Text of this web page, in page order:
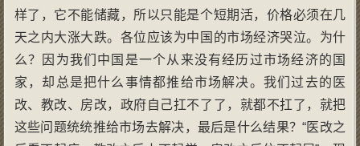
样了，它不能储藏，所以只能是个短期活，价格必须在几
天之内大涨大跌。各位应该为中国的市场经济哭泣。为什
么？因为我们中国是一个从来没有经历过市场经济的国
家，却总是把什么事情都推给市场解决。我们过去的医
改、教改、房改，政府自己扛不了了，就都不扛了，就把
这些问题统统推给市场去解决，最后是什么结果？“医改之